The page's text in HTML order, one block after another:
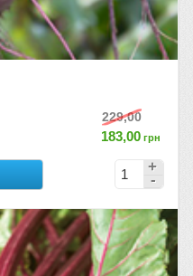
229,00
183,00 грн